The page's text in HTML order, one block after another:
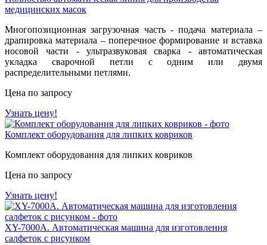
медицинских масок
Многопозиционная загрузочная часть - подача материала –
драпировка материала – поперечное формирование и вставка
носовой части - ультразвуковая сварка - автоматическая
укладка сварочной петли с одним или двумя
распределительными петлями.
Цена по запросу
Узнать цену!
Комплект оборудования для липких ковриков
Комплект оборудования для липких ковриков
Цена по запросу
Узнать цену!
XY-7000A. Автоматическая машина для изготовления
салфеток с рисунком